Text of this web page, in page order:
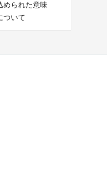
められた意味
ついて